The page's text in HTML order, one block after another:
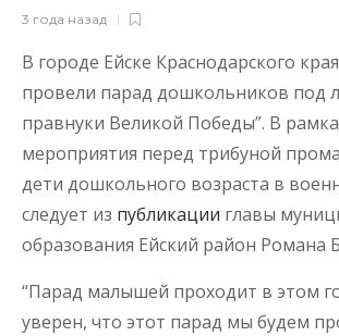
3 года назад
В городе Ейске Краснодарского
провели парад дошкольников под
правнуки Великой Победы”. В
мероприятия перед трибуной
дети дошкольного возраста в
следует из публикации главы
образования Ейский район Романа
“Парад малышей проходит в этом
уверен, что этот парад мы будем